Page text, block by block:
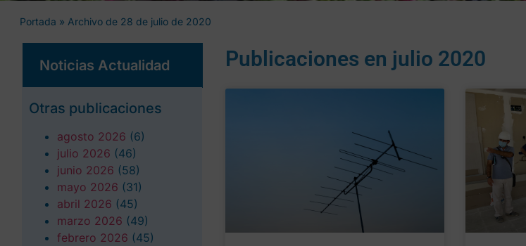
Portada » Archivo de 28 de julio de 2020
Noticias Actualidad
Otras publicaciones
agosto 2026 (6)
julio 2026 (46)
junio 2026 (58)
mayo 2026 (31)
abril 2026 (45)
marzo 2026 (49)
febrero 2026 (45)
Publicaciones en julio 2020